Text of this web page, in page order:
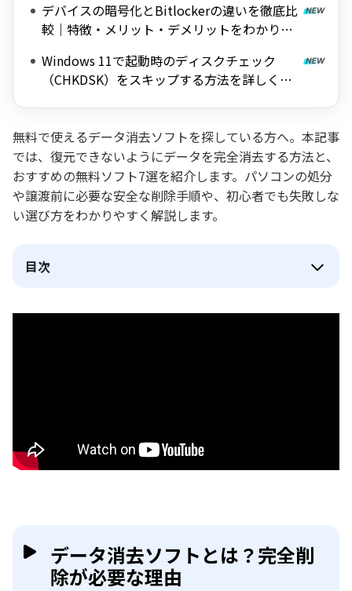
デバイスの暗号化とBitlockerの違いを徹底比
較｜特徴・メリット・デメリットをわかりや
Windows 11で起動時のディスクチェック
（CHKDSK）をスキップする方法を詳しく解
無料で使えるデータ消去ソフトを探している方へ。本記事
では、復元できないようにデータを完全消去する方法と、
おすすめの無料ソフト7選を紹介します。パソコンの処分
や譲渡前に必要な安全な削除手順や、初心者でも失敗しな
い選び方をわかりやすく解説します。
目次
データ消去ソフトとは？完全削
除が必要な理由